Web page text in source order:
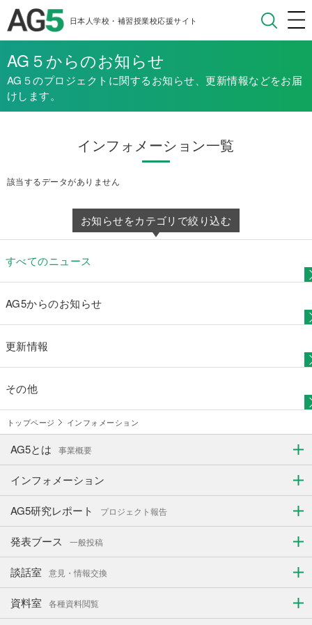
日本人学校・補習授業校応援サイト
AG５からのお知らせ
AG５のプロジェクトに関するお知らせ、更新情報などをお届
けします。
インフォメーション一覧
該当するデータがありません
お知らせをカテゴリで絞り込む
すべてのニュース
AG5からのお知らせ
更新情報
その他
トップページ インフォメーション
AG5とは 事業概要
インフォメーション
AG5研究レポート プロジェクト報告
発表ブース 一般投稿
談話室 意見・情報交換
資料室 各種資料閲覧